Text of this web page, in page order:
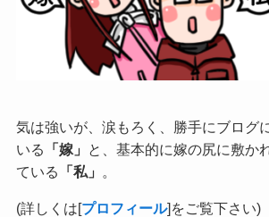
気は強いが、涙もろく、勝手にブログ
いる
「嫁」
と、基本的に嫁の尻に敷か
ている
「私」
(詳しくは[プロフィール]をご覧下さい)